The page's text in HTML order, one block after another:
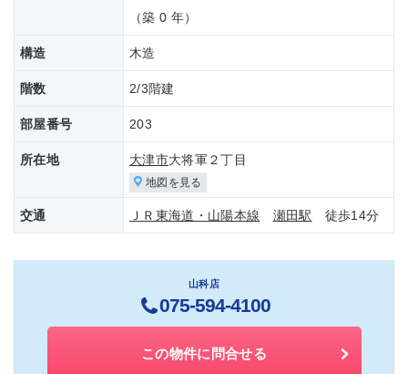
（築 0 年）
構造 木造
階数 2/3階建
部屋番号 203
所在地 大津市大将軍２丁目
地図を見る
交通 ＪＲ東海道・山陽本線 瀬田駅 徒歩14分
山科店
075-594-4100
この物件に問合せる